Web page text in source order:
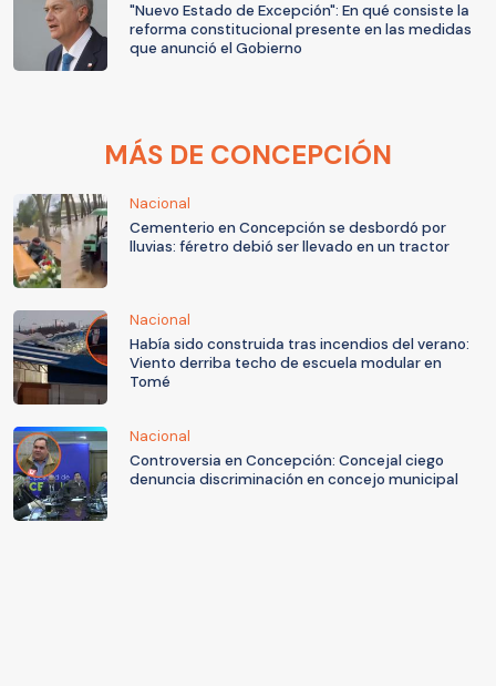
"Nuevo Estado de Excepción": En qué consiste la
reforma constitucional presente en las medidas
que anunció el Gobierno
MÁS DE CONCEPCIÓN
Nacional
Cementerio en Concepción se desbordó por
lluvias: féretro debió ser llevado en un tractor
Nacional
Había sido construida tras incendios del verano:
Viento derriba techo de escuela modular en
Tomé
Nacional
Controversia en Concepción: Concejal ciego
denuncia discriminación en concejo municipal